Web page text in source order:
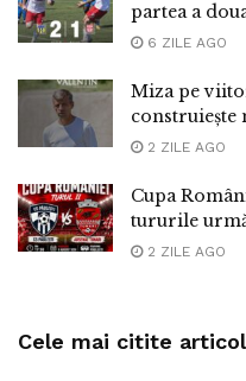
partea a
6 ZILE AGO
Miza pe
construiește
2 ZILE AGO
Cupa
tururile
2 ZILE AGO
Cele mai citite